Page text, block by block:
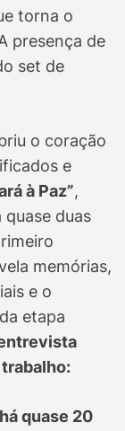
torna o
presença de
set de
o coração
e
à Paz”,
duas
memórias,
e o
etapa
quase 20